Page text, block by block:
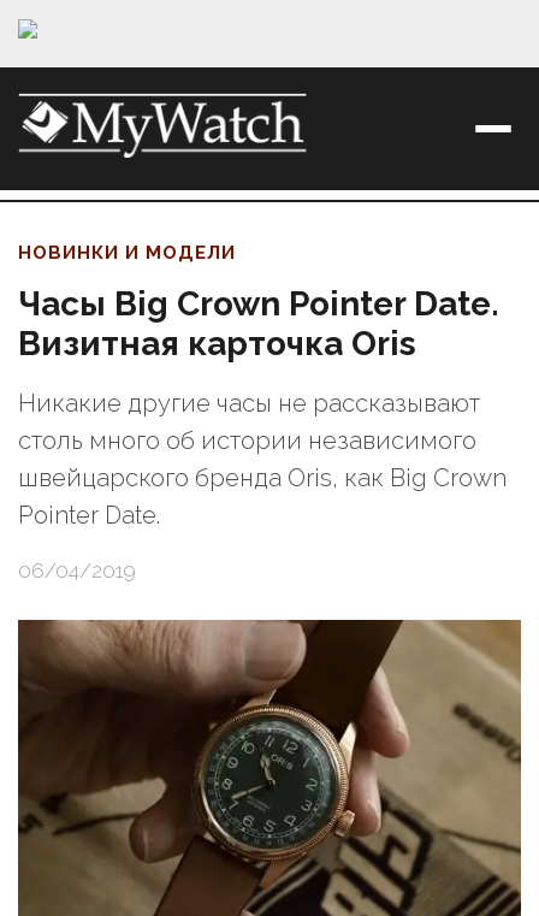
НОВИНКИ И МОДЕЛИ
Часы Big Crown Pointer Date.
Визитная карточка Oris
Никакие другие часы не рассказывают
столь много об истории независимого
швейцарского бренда Oris, как Big Crown
Pointer Date.
06/04/2019